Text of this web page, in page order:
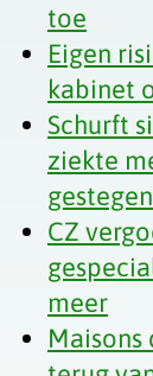
toe
Eigen
kabinet
Schurft
ziekte
gestegen
CZ
meer